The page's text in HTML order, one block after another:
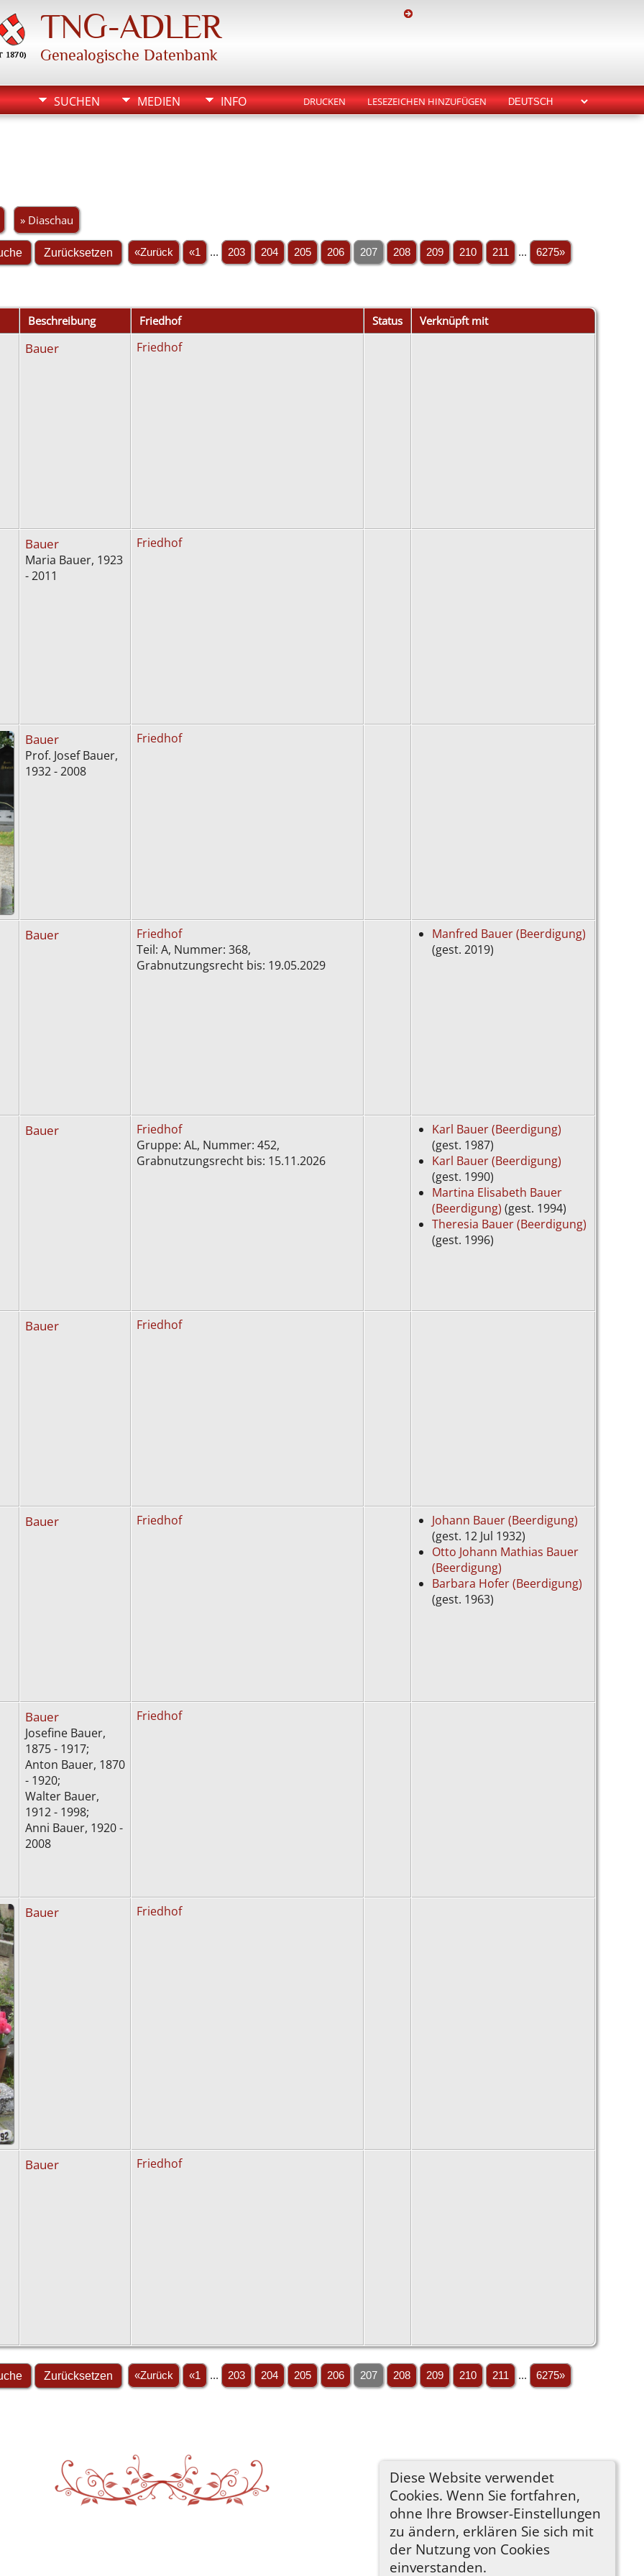
TNG-ADLER
Genealogische Datenbank
SUCHEN MEDIEN INFO DRUCKEN LESEZEICHEN HINZUFÜGEN
Diese Website verwendet
Cookies. Wenn Sie fortfahren,
ohne Ihre Browser-Einstellungen
zu ändern, erklären Sie sich mit
der Nutzung von Cookies
einverstanden.
» Diaschau
«Zurück «1 ... 203 204 205 206 207 208 209 210 211 ... 6275»
Beschreibung Friedhof Status Verknüpft mit
Bauer Friedhof
Bauer
Maria Bauer, 1923
- 2011
Friedhof
Bauer
Prof. Josef Bauer,
1932 - 2008
Friedhof
Bauer
Friedhof
Teil: A, Nummer: 368,
Grabnutzungsrecht bis: 19.05.2029
Manfred Bauer (Beerdigung)
(gest. 2019)
Bauer
Friedhof
Gruppe: AL, Nummer: 452,
Grabnutzungsrecht bis: 15.11.2026
Karl Bauer (Beerdigung)
(gest. 1987)
Karl Bauer (Beerdigung)
(gest. 1990)
Martina Elisabeth Bauer
(Beerdigung) (gest. 1994)
Theresia Bauer (Beerdigung)
(gest. 1996)
Bauer Friedhof
Bauer Friedhof
Johann Bauer (Beerdigung)
(gest. 12 Jul 1932)
Otto Johann Mathias Bauer
(Beerdigung)
Barbara Hofer (Beerdigung)
(gest. 1963)
Bauer
Josefine Bauer,
1875 - 1917;
Anton Bauer, 1870
- 1920;
Walter Bauer,
1912 - 1998;
Anni Bauer, 1920 -
2008
Friedhof
Bauer Friedhof
Bauer Friedhof
«Zurück «1 ... 203 204 205 206 207 208 209 210 211 ... 6275»